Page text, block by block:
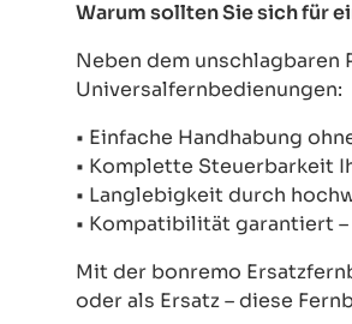
Warum sollten Sie sich für
Neben dem
Universalfernbedienungen:
• Einfache Handhabung
• Komplette Steuerbarkeit
• Langlebigkeit durch
• Kompatibilität garantiert
Mit der bonremo
oder als Ersatz – diese